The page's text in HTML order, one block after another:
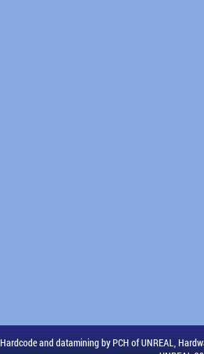
Hardcode and datamining by PCH of UNREAL,